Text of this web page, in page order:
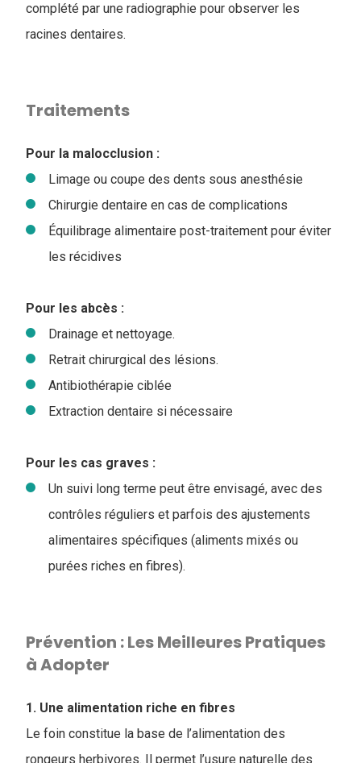
complété par une radiographie pour observer les
racines dentaires.
Traitements
Pour la malocclusion :
Limage ou coupe des dents sous anesthésie
Chirurgie dentaire en cas de complications
Équilibrage alimentaire post-traitement pour éviter
les récidives
Pour les abcès :
Drainage et nettoyage.
Retrait chirurgical des lésions.
Antibiothérapie ciblée
Extraction dentaire si nécessaire
Pour les cas graves :
Un suivi long terme peut être envisagé, avec des
contrôles réguliers et parfois des ajustements
alimentaires spécifiques (aliments mixés ou
purées riches en fibres).
Prévention : Les Meilleures Pratiques
à Adopter
1. Une alimentation riche en fibres
Le foin constitue la base de l’alimentation des
rongeurs herbivores. Il permet l’usure naturelle des